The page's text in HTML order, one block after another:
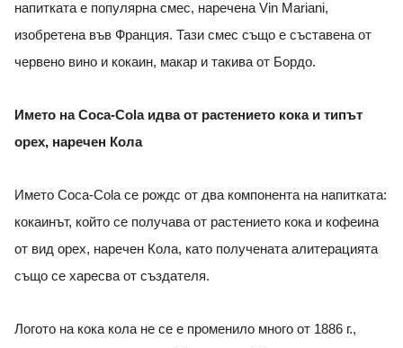
напитката е популярна смес, наречена Vin Mariani,
изобретена във Франция. Тази смес също е съставена от
червено вино и кокаин, макар и такива от Бордо.
Името на Coca-Cola идва от растението кока и типът
орех, наречен Кола
Името Coca-Cola се рождс от два компонента на напитката:
кокаинът, който се получава от растението кока и кофеина
от вид орех, наречен Кола, като получената алитерацията
също се харесва от създателя.
Логото на кока кола не се е променило много от 1886 г.,